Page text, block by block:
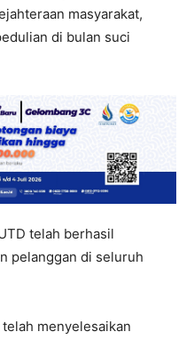
masyarakat,
di bulan suci
telah berhasil
pelanggan di seluruh
menyelesaikan